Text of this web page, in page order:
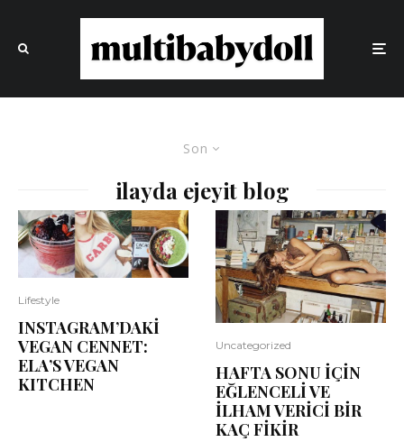
Son
ilayda ejeyit blog
Lifestyle
INSTAGRAM’DAKİ
VEGAN CENNET:
ELA’S VEGAN
KITCHEN
Uncategorized
HAFTA SONU İÇİN
EĞLENCELİ VE
İLHAM VERİCİ BİR
KAÇ FİKİR